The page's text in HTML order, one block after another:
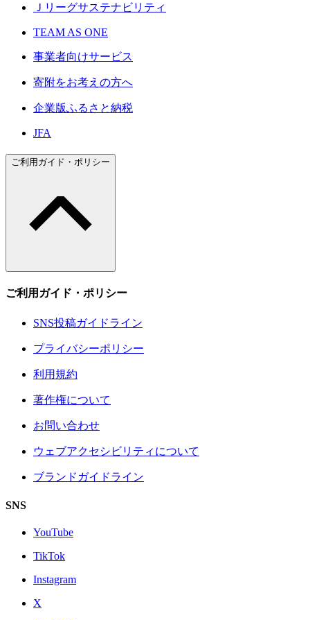
Ｊリーグサステナビリティ
TEAM AS ONE
事業者向けサービス
寄附をお考えの方へ
企業版ふるさと納税
JFA
ご利用ガイド・ポリシー
ご利用ガイド・ポリシー
SNS投稿ガイドライン
プライバシーポリシー
利用規約
著作権について
お問い合わせ
ウェブアクセシビリティについて
ブランドガイドライン
SNS
YouTube
TikTok
Instagram
X